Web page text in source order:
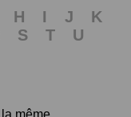
H I J
K
S T
U
même